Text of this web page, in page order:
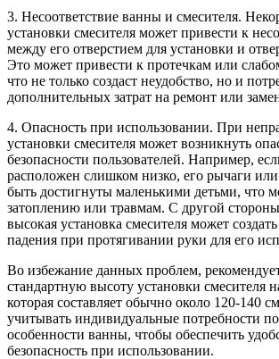
3. Несоответствие ванны и смесителя.
установки смесителя может привести к
между его отверстием для установки и
Это может привести к протечкам или
что не только создаст неудобство, но и
дополнительных затрат на ремонт или
4. Опасность при использовании. При
установки смесителя может возникнуть
безопасности пользователей. Например,
расположен слишком низко, его рычаги
быть достигнуты маленькими детьми, что
затоплению или травмам. С другой
высокая установка смесителя может
падения при протягивании руки для его
Во избежание данных проблем,
стандартную высоту установки смесителя
которая составляет обычно около 120-140
учитывать индивидуальные потребности
особенности ванны, чтобы обеспечить
безопасность при использовании.